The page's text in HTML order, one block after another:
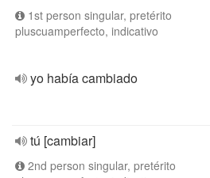
1st person singular, pretérito
pluscuamperfecto, indicativo
yo había cambiado
tú [cambiar]
2nd person singular, pretérito